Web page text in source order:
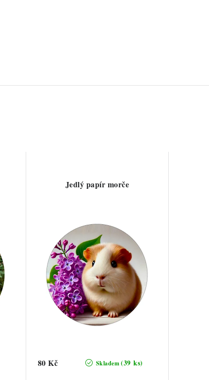
Jedlý papír morče
Skladem(39 ks)
80 Kč